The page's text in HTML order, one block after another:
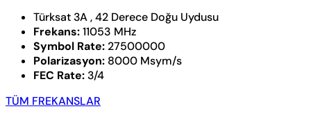
Türksat 3A , 42 Derece Doğu Uydusu
Frekans:11053 MHz
Symbol Rate: 27500000
Polarizasyon: 8000 Msym/s
FEC Rate: 3/4
TÜM FREKANSLAR